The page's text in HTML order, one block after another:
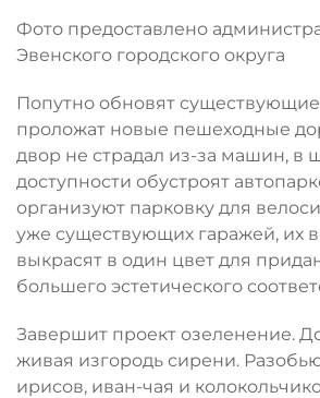
Фото предоставлено
Эвенского городского округа
Попутно обновят
проложат новые пешеходные
двор не страдал из-за машин, в
доступности обустроят
организуют парковку для
уже существующих гаражей, их
выкрасят в один цвет для
большего эстетического
Завершит проект озеленение.
живая изгородь сирени.
ирисов, иван-чая и